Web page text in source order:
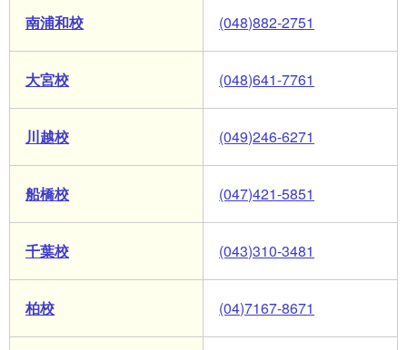
南浦和校 (048)882-2751
大宮校 (048)641-7761
川越校 (049)246-6271
船橋校 (047)421-5851
千葉校 (043)310-3481
柏校 (04)7167-8671